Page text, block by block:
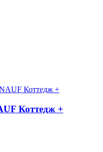
Коттедж +